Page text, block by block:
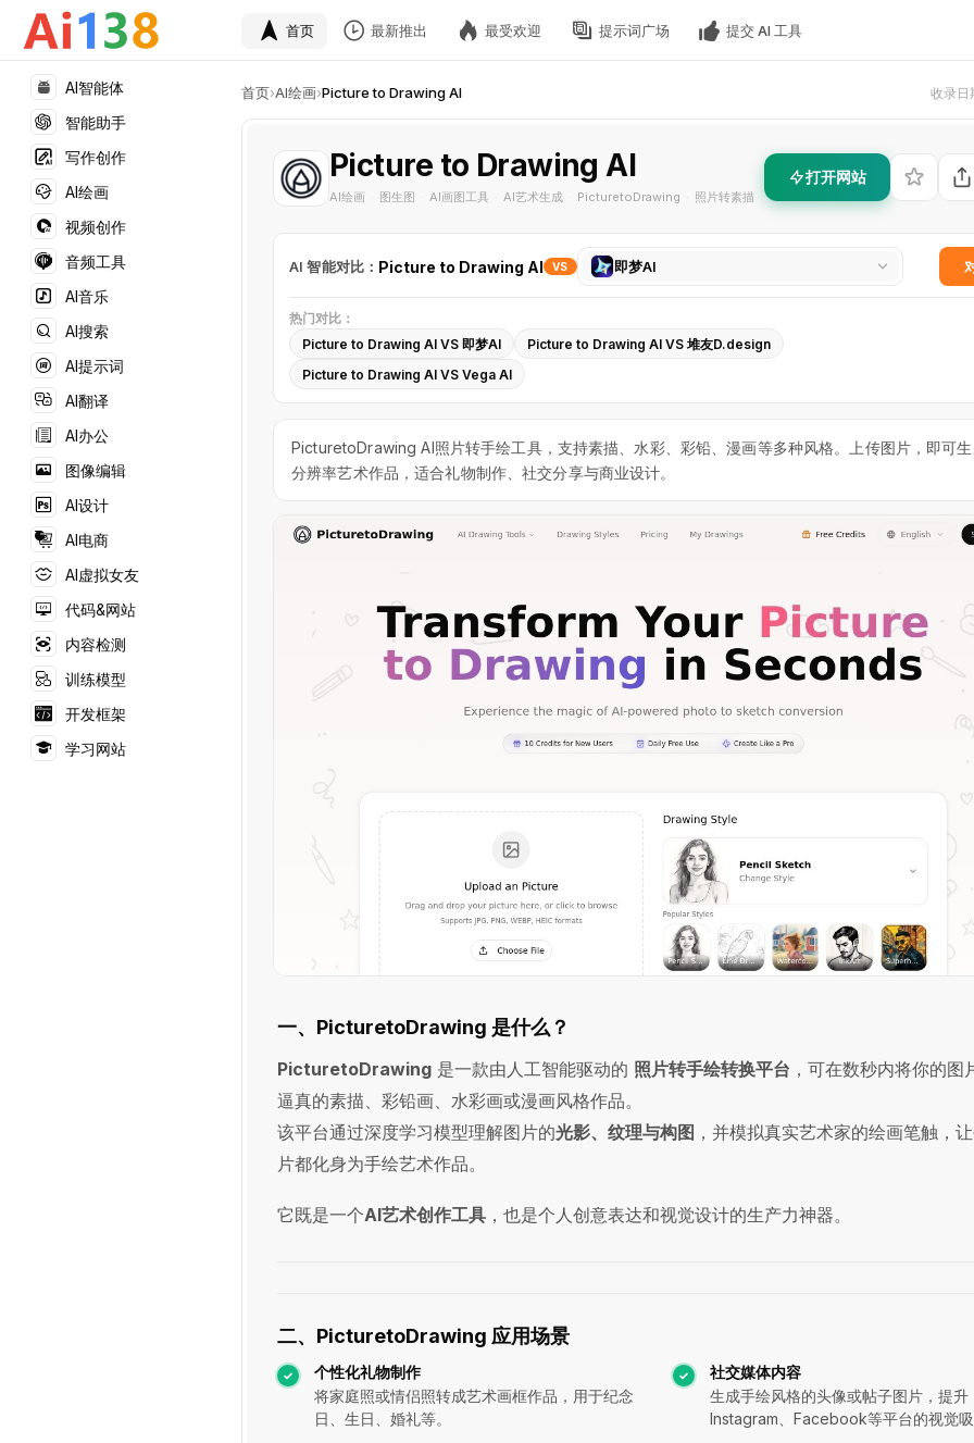
AI智能体
智能助手
写作创作
AI绘画
视频创作
音频工具
AI音乐
AI搜索
AI提示词
AI翻译
AI办公
图像编辑
AI设计
AI电商
AI虚拟女友
代码&网站
内容检测
训练模型
开发框架
学习网站
首页 最新推出 最受欢迎 提示词广场 提交 AI 工具
首页›AI绘画›Picture to Drawing AI 收录
Picture to Drawing AI
AI绘画 图生图 AI画图工具 AI艺术生成 PicturetoDrawing 照片转素描
打开网站
AI 智能对比： Picture to Drawing AI VS
选
比
即梦AI
热门对比：
Picture to Drawing AI VS 即梦AI
Picture to Drawing AI VS 堆友D.design
Picture to Drawing AI VS Vega AI
PicturetoDrawing AI照片转手绘工具，支持素描、水彩、彩铅、漫画等多种风格。上传图片，即可
分辨率艺术作品，适合礼物制作、社交分享与商业设计。
一、PicturetoDrawing 是什么？
PicturetoDrawing 是一款由人工智能驱动的 照片转手绘转换平台 ，可在数秒内将你的图
逼真的素描、彩铅画、水彩画或漫画风格作品。
该平台通过深度学习模型理解图片的光影、纹理与构图 ，并模拟真实艺术家的绘画笔触，
片都化身为手绘艺术作品。
它既是一个AI艺术创作工具 ，也是个人创意表达和视觉设计的生产力神器。
二、PicturetoDrawing 应用场景
个性化礼物制作
将家庭照或情侣照转成艺术画框作品，用于纪念
日、生日、婚礼等。
社交媒体内容
生成手绘风格的头像或帖子图片，提升
Instagram、Facebook等平台的视觉